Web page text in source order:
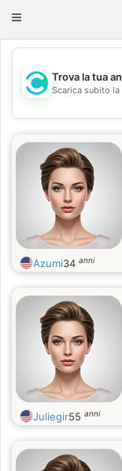
Toggle
💖
Trova la tua
Scarica subito
Azumi34 anni
Juliegir55 anni